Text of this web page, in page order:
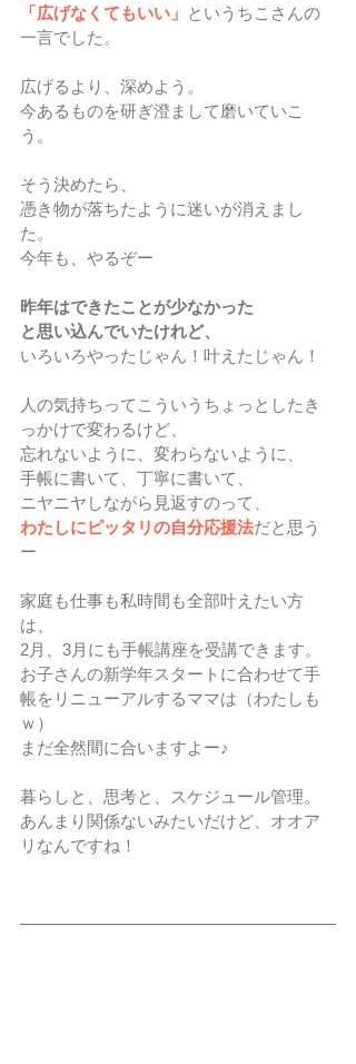
「広げなくてもいい」 というちこさんの
一言でした。
広げるより、深めよう。
今あるものを研ぎ澄まして磨いていこ
う。
そう決めたら、
憑き物が落ちたように迷いが消えまし
た。
今年も、やるぞー
昨年はできたことが少なかった
と思い込んでいたけれど、
いろいろやったじゃん！叶えたじゃん！
人の気持ちってこういうちょっとしたき
っかけで変わるけど、
忘れないように、変わらないように、
手帳に書いて、丁寧に書いて、
ニヤニヤしながら見返すのって、
わたしにピッタリの自分応援法だと思う
ー
家庭も仕事も私時間も全部叶えたい方
は、
2月、3月にも手帳講座を受講できます。
お子さんの新学年スタートに合わせて手
帳をリニューアルするママは（わたしも
ｗ）
まだ全然間に合いますよー♪
暮らしと、思考と、スケジュール管理。
あんまり関係ないみたいだけど、オオア
リなんですね！